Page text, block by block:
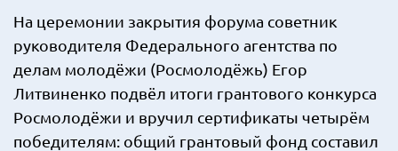
На церемонии закрытия форума советник
руководителя Федерального агентства по
делам молодёжи (Росмолодёжь) Егор
Литвиненко подвёл итоги грантового конкурса
Росмолодёжи и вручил сертификаты четырём
победителям: общий грантовый фонд составил